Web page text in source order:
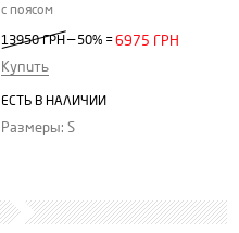
с поясом
13950 ГРН — 50% =6975 ГРН
Купить
ЕСТЬ В НАЛИЧИИ
Размеры: S